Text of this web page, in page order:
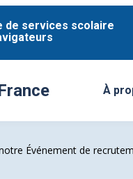
de services scolaire
À
Événement de